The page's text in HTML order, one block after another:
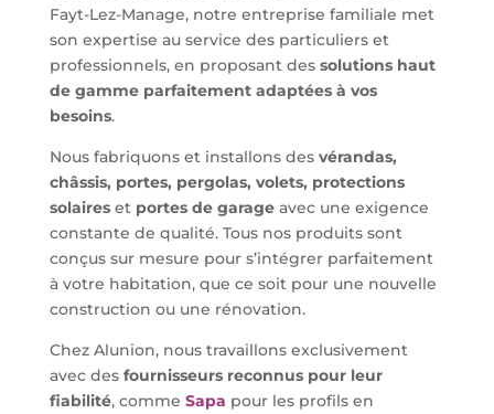
Fayt-Lez-Manage, notre entreprise familiale met
son expertise au service des particuliers et
professionnels, en proposant des solutions haut
de gamme parfaitement adaptées à vos
besoins.
Nous fabriquons et installons des vérandas,
châssis, portes, pergolas, volets, protections
solaireset portes de garageavec une exigence
constante de qualité. Tous nos produits sont
conçus sur mesure pour s’intégrer parfaitement
à votre habitation, que ce soit pour une nouvelle
construction ou une rénovation.
Chez Alunion, nous travaillons exclusivement
avec des fournisseurs reconnus pour leur
fiabilité, comme Sapa pour les profils en